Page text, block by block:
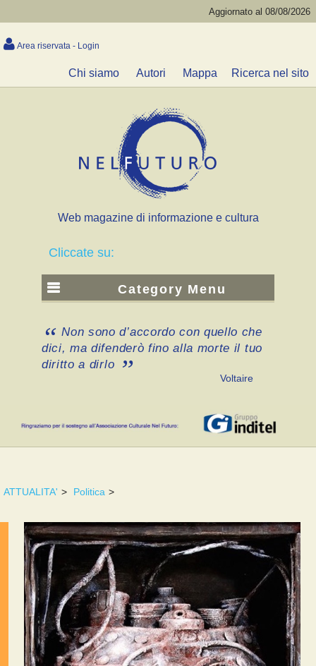
Aggiornato al 08/08/2026
Area riservata - Login
Chi siamo Autori Mappa Ricerca nel sito
Web magazine di informazione e cultura
Cliccate su:
Category Menu
Non sono d’accordo con quello che
dici, ma difenderò fino alla morte il tuo
diritto a dirlo
Voltaire
ATTUALITA' > Politica >